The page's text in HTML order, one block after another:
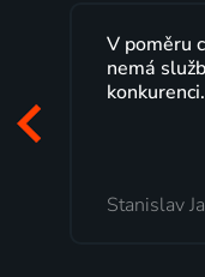
Lepší.TV
maximální
programů
Milada